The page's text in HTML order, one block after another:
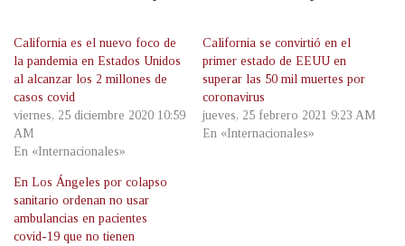
California es el nuevo foco de
la pandemia en Estados Unidos
al alcanzar los 2 millones de
casos covid
viernes, 25 diciembre 2020 10:59
AM
En «Internacionales»
California se convirtió en el
primer estado de EEUU en
superar las 50 mil muertes por
coronavirus
jueves, 25 febrero 2021 9:23 AM
En «Internacionales»
En Los Ángeles por colapso
sanitario ordenan no usar
ambulancias en pacientes
covid-19 que no tienen